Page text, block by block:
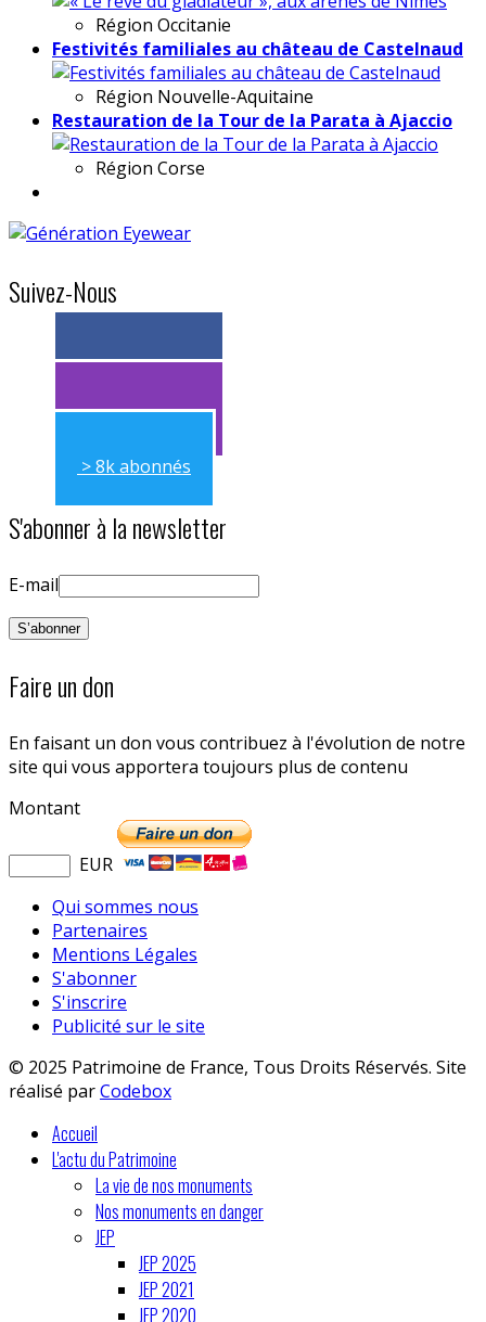
Région Occitanie
Festivités familiales au château de Castelnaud
Région Nouvelle-Aquitaine
Restauration de la Tour de la Parata à Ajaccio
Région Corse
Suivez-Nous
> 11k abonnés
> 11k abonnés
> 8k abonnés
S'abonner à la newsletter
E-mail
Faire un don
En faisant un don vous contribuez à l'évolution de notre
site qui vous apportera toujours plus de contenu
Montant
EUR
Qui sommes nous
Partenaires
Mentions Légales
S'abonner
S'inscrire
Publicité sur le site
© 2025 Patrimoine de France, Tous Droits Réservés. Site
réalisé parCodebox
Accueil
L'actu du Patrimoine
La vie de nos monuments
Nos monuments en danger
JEP
JEP 2025
JEP 2021
JEP 2020